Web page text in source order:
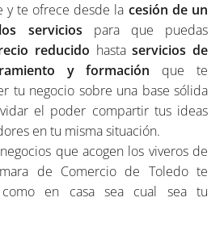
y te ofrece desde la cesión de un
servicios para que puedas
reducido hastaservicios de
y formación que te
tu negocio sobre una base sólida
el poder compartir tus ideas
en tu misma situación.
que acogen los viveros de
de Comercio de Toledo te
en casa sea cual sea tu